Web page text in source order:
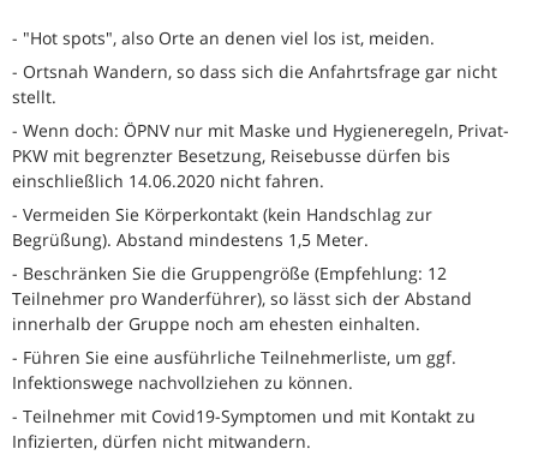
- "Hot spots", also Orte an denen viel los ist, meiden.
- Ortsnah Wandern, so dass sich die Anfahrtsfrage gar nicht
stellt.
- Wenn doch: ÖPNV nur mit Maske und Hygieneregeln, Privat-
PKW mit begrenzter Besetzung, Reisebusse dürfen bis
einschließlich 14.06.2020 nicht fahren.
- Vermeiden Sie Körperkontakt (kein Handschlag zur
Begrüßung). Abstand mindestens 1,5 Meter.
- Beschränken Sie die Gruppengröße (Empfehlung: 12
Teilnehmer pro Wanderführer), so lässt sich der Abstand
innerhalb der Gruppe noch am ehesten einhalten.
- Führen Sie eine ausführliche Teilnehmerliste, um ggf.
Infektionswege nachvollziehen zu können.
- Teilnehmer mit Covid19-Symptomen und mit Kontakt zu
Infizierten, dürfen nicht mitwandern.